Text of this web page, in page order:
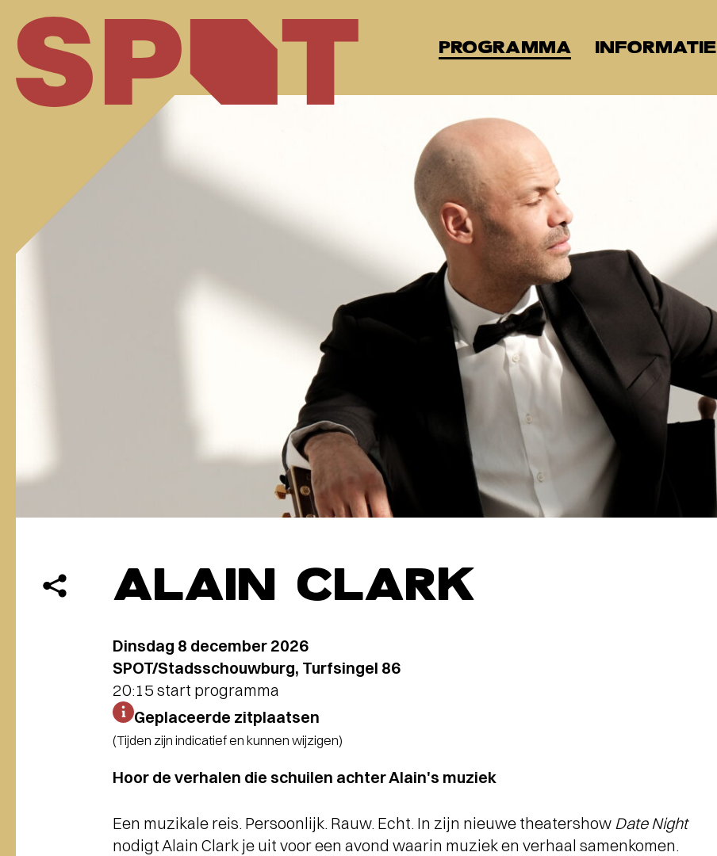
PROGRAMMA INFORMATIE
ALAIN CLARK
Dinsdag 8 december 2026
SPOT/Stadsschouwburg, Turfsingel 86
20:15 start programma
Geplaceerde zitplaatsen
(Tijden zijn indicatief en kunnen wijzigen)
Hoor de verhalen die schuilen achter Alain's muziek
Een muzikale reis. Persoonlijk. Rauw. Echt. In zijn nieuwe theatershow Date Night
nodigt Alain Clark je uit voor een avond waarin muziek en verhaal samenkomen.